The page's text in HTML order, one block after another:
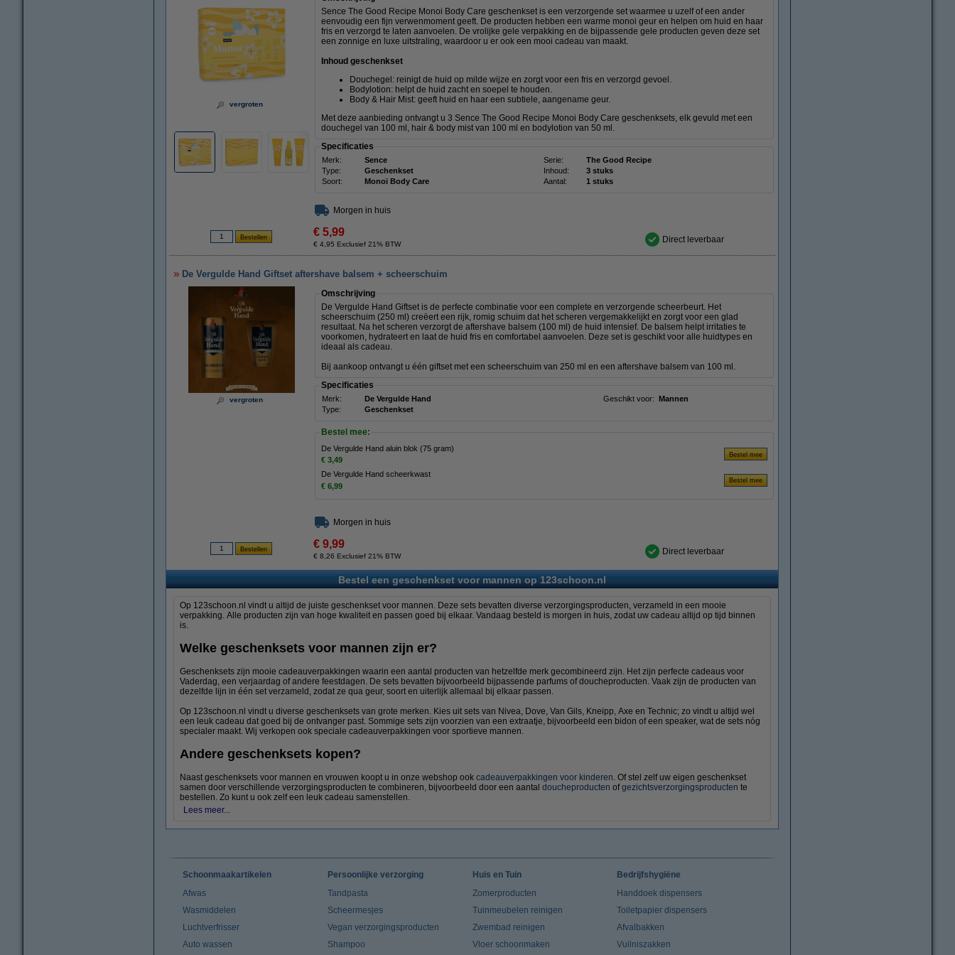
vergroten
Sence The Good Recipe Monoi Body Care geschenkset is een verzorgende set waarmee u uzelf of een ander
eenvoudig een fijn verwenmoment geeft. De producten hebben een warme monoi geur en helpen om huid en haar
fris en verzorgd te laten aanvoelen. De vrolijke gele verpakking en de bijpassende gele producten geven deze set
een zonnige en luxe uitstraling, waardoor u er ook een mooi cadeau van maakt.
Inhoud geschenkset
Douchegel: reinigt de huid op milde wijze en zorgt voor een fris en verzorgd gevoel.
Bodylotion: helpt de huid zacht en soepel te houden.
Body & Hair Mist: geeft huid en haar een subtiele, aangename geur.
Met deze aanbieding ontvangt u 3 Sence The Good Recipe Monoi Body Care geschenksets, elk gevuld met een
douchegel van 100 ml, hair & body mist van 100 ml en bodylotion van 50 ml.
Specificaties
Merk: Sence Serie:
The Good Recipe
Type:
Geschenkset Inhoud:
3 stuks
Soort:
Monoï Body Care Aantal: 1 stuks
Morgen in huis
€ 5,99
€ 4,95 Exclusief 21% BTW Direct leverbaar
De Vergulde Hand Giftset aftershave balsem + scheerschuim
vergroten
Omschrijving
De Vergulde Hand Giftset is de perfecte combinatie voor een complete en verzorgende scheerbeurt. Het
scheerschuim (250 ml) creëert een rijk, romig schuim dat het scheren vergemakkelijkt en zorgt voor een glad
resultaat. Na het scheren verzorgt de aftershave balsem (100 ml) de huid intensief. De balsem helpt irritaties te
voorkomen, hydrateert en laat de huid fris en comfortabel aanvoelen. Deze set is geschikt voor alle huidtypes en
ideaal als cadeau.
Bij aankoop ontvangt u één giftset met een scheerschuim van 250 ml en een aftershave balsem van 100 ml.
Specificaties
Merk: De Vergulde Hand Geschikt voor: Mannen
Type:
Geschenkset
Bestel mee:
De Vergulde Hand aluin blok (75 gram)
€ 3,49
De Vergulde Hand scheerkwast
€ 6,99
Morgen in huis
€ 9,99
€ 8,26 Exclusief 21% BTW Direct leverbaar
Bestel een geschenkset voor mannen op 123schoon.nl
Op 123schoon.nl vindt u altijd de juiste geschenkset voor mannen. Deze sets bevatten diverse verzorgingsproducten, verzameld in een mooie
verpakking. Alle producten zijn van hoge kwaliteit en passen goed bij elkaar. Vandaag besteld is morgen in huis, zodat uw cadeau altijd op tijd binnen
is.
Welke geschenksets voor mannen zijn er?
Geschenksets zijn mooie cadeauverpakkingen waarin een aantal producten van hetzelfde merk gecombineerd zijn. Het zijn perfecte cadeaus voor
Vaderdag, een verjaardag of andere feestdagen. De sets bevatten bijvoorbeeld bijpassende parfums of doucheproducten. Vaak zijn de producten van
dezelfde lijn in één set verzameld, zodat ze qua geur, soort en uiterlijk allemaal bij elkaar passen.
Op 123schoon.nl vindt u diverse geschenksets van grote merken. Kies uit sets van Nivea, Dove, Van Gils, Kneipp, Axe en Technic; zo vindt u altijd wel
een leuk cadeau dat goed bij de ontvanger past. Sommige sets zijn voorzien van een extraatje, bijvoorbeeld een bidon of een speaker, wat de sets nóg
specialer maakt. Wij verkopen ook speciale cadeauverpakkingen voor sportieve mannen.
Andere geschenksets kopen?
Naast geschenksets voor mannen en vrouwen koopt u in onze webshop ook cadeauverpakkingen voor kinderen . Of stel zelf uw eigen geschenkset
samen door verschillende verzorgingsproducten te combineren, bijvoorbeeld door een aantal doucheproducten ofgezichtsverzorgingsproducten te
bestellen. Zo kunt u ook zelf een leuk cadeau samenstellen.
Lees meer...
Schoonmaakartikelen
Afwas
Wasmiddelen
Luchtverfrisser
Auto wassen
Persoonlijke verzorging
Tandpasta
Scheermesjes
Vegan verzorgingsproducten
Shampoo
Huis en Tuin
Zomerproducten
Tuinmeubelen reinigen
Zwembad reinigen
Vloer schoonmaken
Bedrijfshygiëne
Handdoek dispensers
Toiletpapier dispensers
Afvalbakken
Vuilniszakken